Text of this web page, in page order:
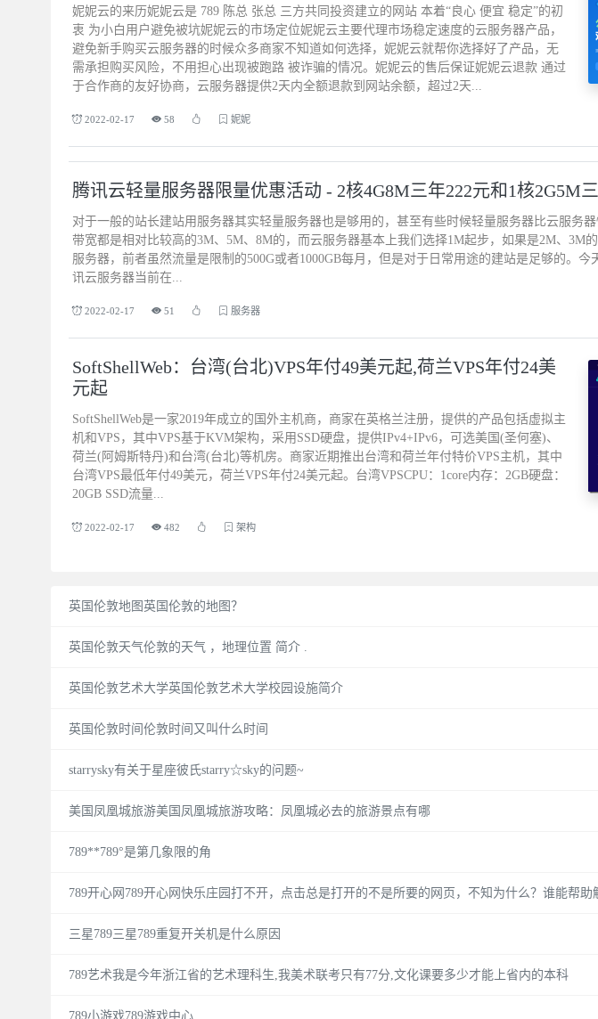
妮妮云的来历妮妮云是 789 陈总 张总 三方共同投资建立的网站 本着“良心 便宜 稳定”的初
衷 为小白用户避免被坑妮妮云的市场定位妮妮云主要代理市场稳定速度的云服务器产品，
避免新手购买云服务器的时候众多商家不知道如何选择，妮妮云就帮你选择好了产品，无
需承担购买风险，不用担心出现被跑路 被诈骗的情况。妮妮云的售后保证妮妮云退款 通过
于合作商的友好协商，云服务器提供2天内全额退款到网站余额，超过2天...
2022-02-17 58 妮妮
腾讯云轻量服务器限量优惠活动 - 2核4G8M三年222元和1核2G5M
对于一般的站长建站用服务器其实轻量服务器也是够用的，甚至有些时候轻量服务器比云服务
带宽都是相对比较高的3M、5M、8M的，而云服务器基本上我们选择1M起步，如果是2M、3M
服务器，前者虽然流量是限制的500G或者1000GB每月，但是对于日常用途的建站是足够的。
讯云服务器当前在...
2022-02-17 51 服务器
SoftShellWeb：台湾(台北)VPS年付49美元起,荷兰VPS年付24美
元起
SoftShellWeb是一家2019年成立的国外主机商，商家在英格兰注册，提供的产品包括虚拟主
机和VPS，其中VPS基于KVM架构，采用SSD硬盘，提供IPv4+IPv6，可选美国(圣何塞)、
荷兰(阿姆斯特丹)和台湾(台北)等机房。商家近期推出台湾和荷兰年付特价VPS主机，其中
台湾VPS最低年付49美元，荷兰VPS年付24美元起。台湾VPSCPU：1core内存：2GB硬盘：
20GB SSD流量...
2022-02-17 482 架构
英国伦敦地图英国伦敦的地图？
英国伦敦天气伦敦的天气 ，地理位置 简介 .
英国伦敦艺术大学英国伦敦艺术大学校园设施简介
英国伦敦时间伦敦时间又叫什么时间
starrysky有关于星座彼氏starry☆sky的问题~
美国凤凰城旅游美国凤凰城旅游攻略：凤凰城必去的旅游景点有哪
789**789°是第几象限的角
789开心网789开心网快乐庄园打不开，点击总是打开的不是所要的网页，不知为什么？谁能帮助
三星789三星789重复开关机是什么原因
789艺术我是今年浙江省的艺术理科生,我美术联考只有77分,文化课要多少才能上省内的本科
789小游戏789游戏中心